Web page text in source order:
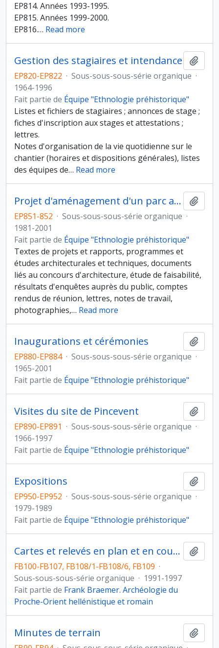
EP814. Années 1993-1995.
EP815. Années 1999-2000.
EP816.… Read more
Gestion des stagiaires et intendance
EP820-EP822 · Sous-sous-sous-série organique ·
1964-1996
Fait partie de Équipe "Ethnologie préhistorique"
Listes et fichiers de stagiaires ; annonces de stage ;
fiches d'inscription aux stages et attestations ;
lettres.
Notes d'organisation de la vie quotidienne sur le
chantier (horaires et dispositions générales), listes
des équipes de… Read more
Projet d'aménagement d'un parc archéologique et contructions pour l'hébergement
EP851-852 · Sous-sous-sous-série organique ·
1981-2001
Fait partie de Équipe "Ethnologie préhistorique"
Textes de projets et rapports, programmes et
études architecturales et techniques, documents
liés au concours d'architecture, étude de faisabilité,
résultats d'enquêtes auprès du public, comptes
rendus de réunion, lettres, notes de travail,
photographies,… Read more
Inaugurations et cérémonies
EP880-EP884 · Sous-sous-sous-série organique ·
1965-2001
Fait partie de Équipe "Ethnologie préhistorique"
Visites du site de Pincevent
EP890-EP891 · Sous-sous-sous-série organique ·
1966-1997
Fait partie de Équipe "Ethnologie préhistorique"
Expositions
EP950-EP952 · Sous-sous-sous-série organique ·
1979-1989
Fait partie de Équipe "Ethnologie préhistorique"
Cartes et relevés en plan et en coupe
FB100-FB107, FB108/1-FB108/6, FB109 ·
Sous-sous-sous-série organique · 1991-1997
Fait partie de Frank Braemer. Archéologie du
Proche-Orient hellénistique et romain
Minutes de terrain